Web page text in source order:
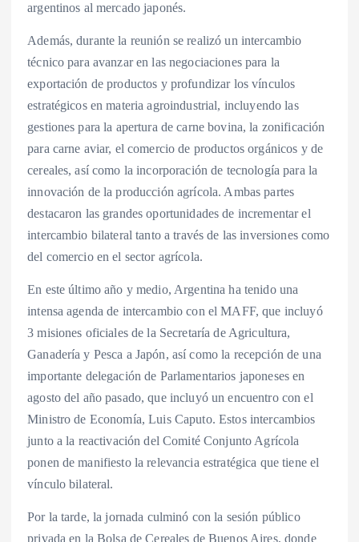
argentinos al mercado japonés.
Además, durante la reunión se realizó un intercambio
técnico para avanzar en las negociaciones para la
exportación de productos y profundizar los vínculos
estratégicos en materia agroindustrial, incluyendo las
gestiones para la apertura de carne bovina, la zonificación
para carne aviar, el comercio de productos orgánicos y de
cereales, así como la incorporación de tecnología para la
innovación de la producción agrícola. Ambas partes
destacaron las grandes oportunidades de incrementar el
intercambio bilateral tanto a través de las inversiones como
del comercio en el sector agrícola.
En este último año y medio, Argentina ha tenido una
intensa agenda de intercambio con el MAFF, que incluyó
3 misiones oficiales de la Secretaría de Agricultura,
Ganadería y Pesca a Japón, así como la recepción de una
importante delegación de Parlamentarios japoneses en
agosto del año pasado, que incluyó un encuentro con el
Ministro de Economía, Luis Caputo. Estos intercambios
junto a la reactivación del Comité Conjunto Agrícola
ponen de manifiesto la relevancia estratégica que tiene el
vínculo bilateral.
Por la tarde, la jornada culminó con la sesión público
privada en la Bolsa de Cereales de Buenos Aires, donde